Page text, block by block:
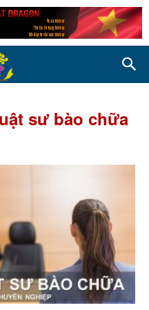
sư bào chữa